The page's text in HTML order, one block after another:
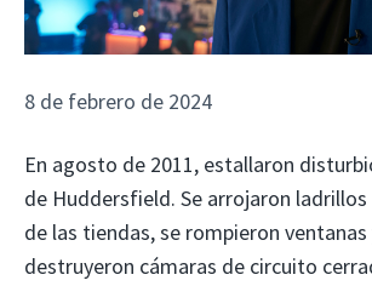
8 de febrero de 2024
En agosto de 2011, estallaron
de Huddersfield. Se arrojaron ladrillos
de las tiendas, se rompieron ventanas
destruyeron cámaras de circuito